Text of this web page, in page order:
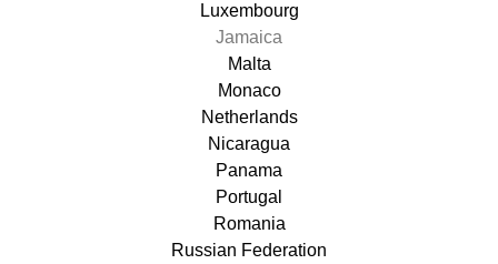
Luxembourg
Jamaica
Malta
Monaco
Netherlands
Nicaragua
Panama
Portugal
Romania
Russian Federation